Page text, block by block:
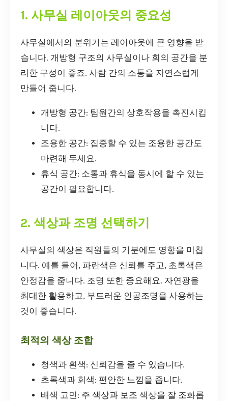
1. 사무실 레이아웃의 중요성
사무실에서의 분위기는 레이아웃에 큰 영향을 받
습니다. 개방형 구조의 사무실이나 회의 공간을 분
리한 구성이 좋죠. 사람 간의 소통을 자연스럽게
만들어 줍니다.
개방형 공간: 팀원간의 상호작용을 촉진시킵
니다.
조용한 공간: 집중할 수 있는 조용한 공간도
마련해 두세요.
휴식 공간: 소통과 휴식을 동시에 할 수 있는
공간이 필요합니다.
2. 색상과 조명 선택하기
사무실의 색상은 직원들의 기분에도 영향을 미칩
니다. 예를 들어, 파란색은 신뢰를 주고, 초록색은
안정감을 줍니다. 조명 또한 중요해요. 자연광을
최대한 활용하고, 부드러운 인공조명을 사용하는
것이 좋습니다.
최적의 색상 조합
청색과 흰색: 신뢰감을 줄 수 있습니다.
초록색과 회색: 편안한 느낌을 줍니다.
배색 고민: 주 색상과 보조 색상을 잘 조화롭